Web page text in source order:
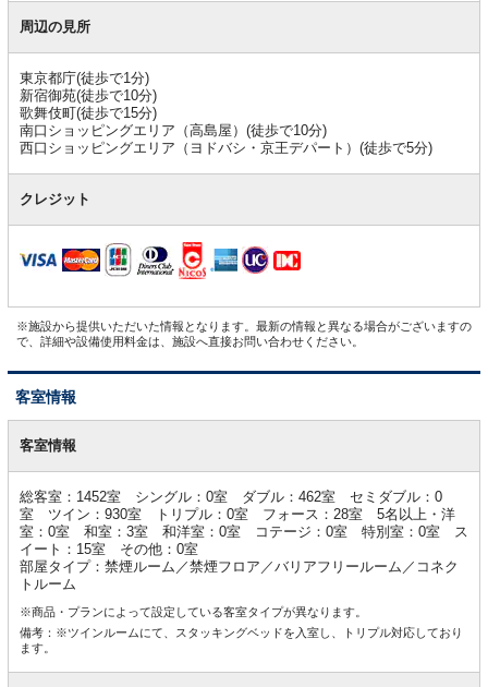
周辺の見所
東京都庁(徒歩で1分)
新宿御苑(徒歩で10分)
歌舞伎町(徒歩で15分)
南口ショッピングエリア（高島屋）(徒歩で10分)
西口ショッピングエリア（ヨドバシ・京王デパート）(徒歩で5分)
クレジット
※施設から提供いただいた情報となります。最新の情報と異なる場合がございますの
で、詳細や設備使用料金は、施設へ直接お問い合わせください。
客室情報
室客室情報
総客室：1452室 シングル：0室 ダブル：462室 セミダブル：0
室 ツイン：930室 トリプル：0室 フォース：28室 5名以上・洋
室：0室 和室：3室 和洋室：0室 コテージ：0室 特別室：0室 ス
イート：15室 その他：0室
部屋タイプ：禁煙ルーム／禁煙フロア／バリアフリールーム／コネク
トルーム
※商品・プランによって設定している客室タイプが異なります。
備考：※ツインルームにて、スタッキングベッドを入室し、トリプル対応しており
ます。